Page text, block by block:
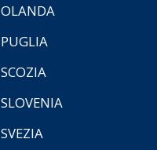
OLANDA
PUGLIA
SCOZIA
SLOVENIA
SVEZIA